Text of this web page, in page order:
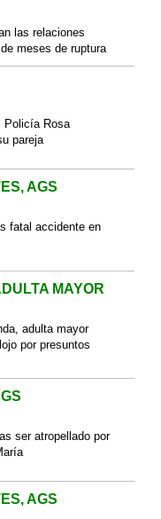
las relaciones
meses de ruptura
Policía Rosa
pareja
AGS
fatal accidente en
MAYOR
adulta mayor
por presuntos
ser atropellado por
AGS